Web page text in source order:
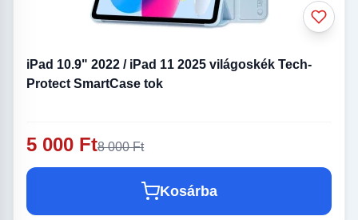
iPad 10.9" 2022 / iPad 11 2025 világoskék Tech-
Protect SmartCase tok
5 000 Ft8 000 Ft
Kosárba